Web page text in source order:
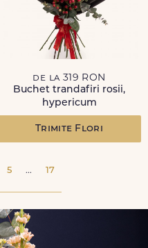
de la 319 RON
Buchet trandafiri rosii,
hypericum
Trimite Flori
5 ... 17